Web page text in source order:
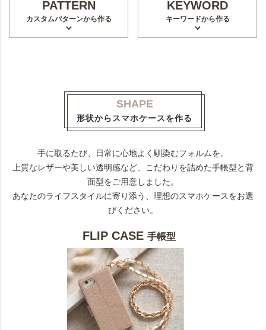
PATTERN
カスタムパターンから作る
KEYWORD
キーワードから作る
SHAPE
形状からスマホケースを作る
手に取るたび、日常に心地よく馴染むフォルムを。
上質なレザーや美しい透明感など、こだわりを詰めた手帳型と背
面型をご用意しました。
あなたのライフスタイルに寄り添う、理想のスマホケースをお選
びください。
FLIP CASE手帳型